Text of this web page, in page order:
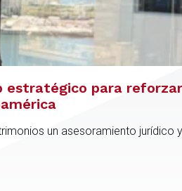
estratégico para
un asesoramiento jurídico